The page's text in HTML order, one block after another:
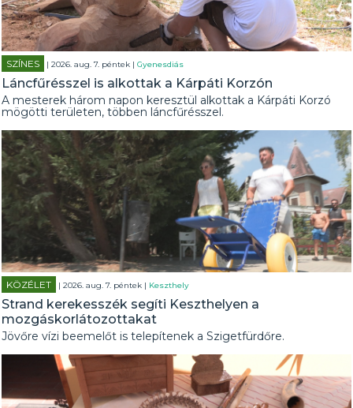
SZÍNES | 2026. aug. 7. péntek |Gyenesdiás
Láncfűrésszel is alkottak a Kárpáti Korzón
A mesterek három napon keresztül alkottak a Kárpáti Korzó
mögötti területen, többen láncfűrésszel.
KÖZÉLET | 2026. aug. 7. péntek | Keszthely
Strand kerekesszék segíti Keszthelyen a
mozgáskorlátozottakat
Jövőre vízi beemelőt is telepítenek a Szigetfürdőre.